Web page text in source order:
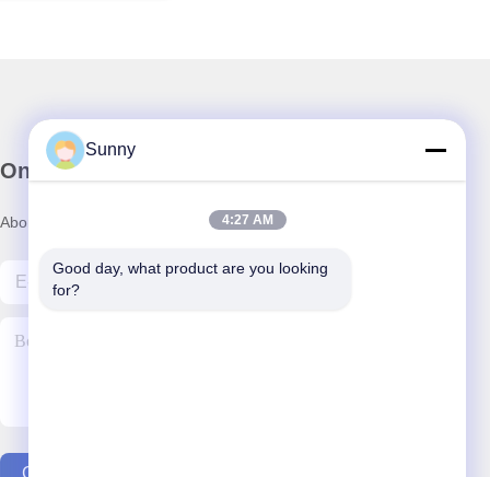
Onze Nieuwsbrief
Abonneer u op onze nieuwsbrief voor kortingen en meer.
Contacteer Ons
Sunny
4:27 AM
Good day, what product are you looking
for?